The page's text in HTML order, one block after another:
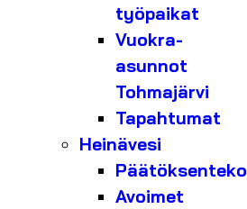
työpaikat
Vuokra-
asunnot
Tohmajärvi
Tapahtumat
Heinävesi
Päätöksenteko
Avoimet